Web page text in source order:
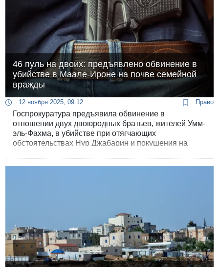
46 пуль на двоих: предъявлено обвинение в
убийстве в Маале-Ироне на почве семейной
вражды
12 ноября 2025, 09:12 Право
Госпрокуратура предъявила обвинение в
отношении двух двоюродных братьев, жителей Умм-
эль-Фахма, в убийстве при отягчающих
обстоятельствах Нур Джабарин и покушения на